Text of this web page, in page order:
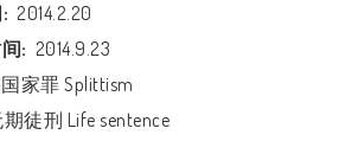
2014.2.20
: 2014.9.23
家罪 Splittism
徒刑 Life sentence